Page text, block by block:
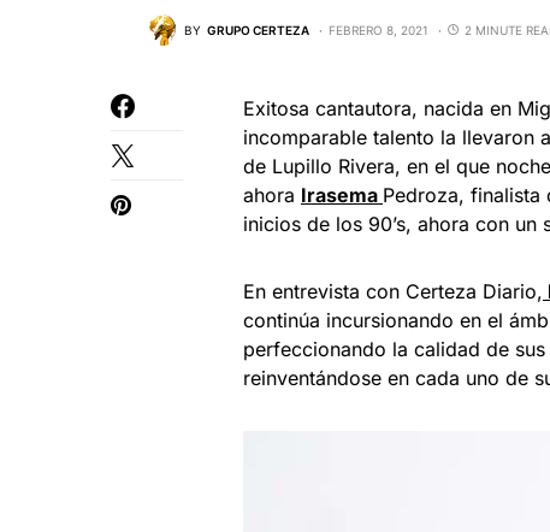
BY GRUPO CERTEZA FEBRERO 8, 2021 2 MINUTE
Exitosa cantautora, nacida en
incomparable talento la llevaron
de Lupillo Rivera, en el que
ahora Irasema Pedroza, finalista
inicios de los 90’s, ahora con
En entrevista con Certeza Diario,
continúa incursionando en el
perfeccionando la calidad de
reinventándose en cada uno de